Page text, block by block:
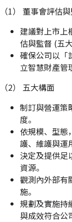
（1） 董事會評估
建議對上市上
估與監督 (五
確保公司以「
立智慧財產管
（2） 五大構面
制訂與營運策
度。
依規模、型態
護、維護與運
決定及提供足
資源。
觀測內外部有
施。
規劃及實施持
與成效符合公